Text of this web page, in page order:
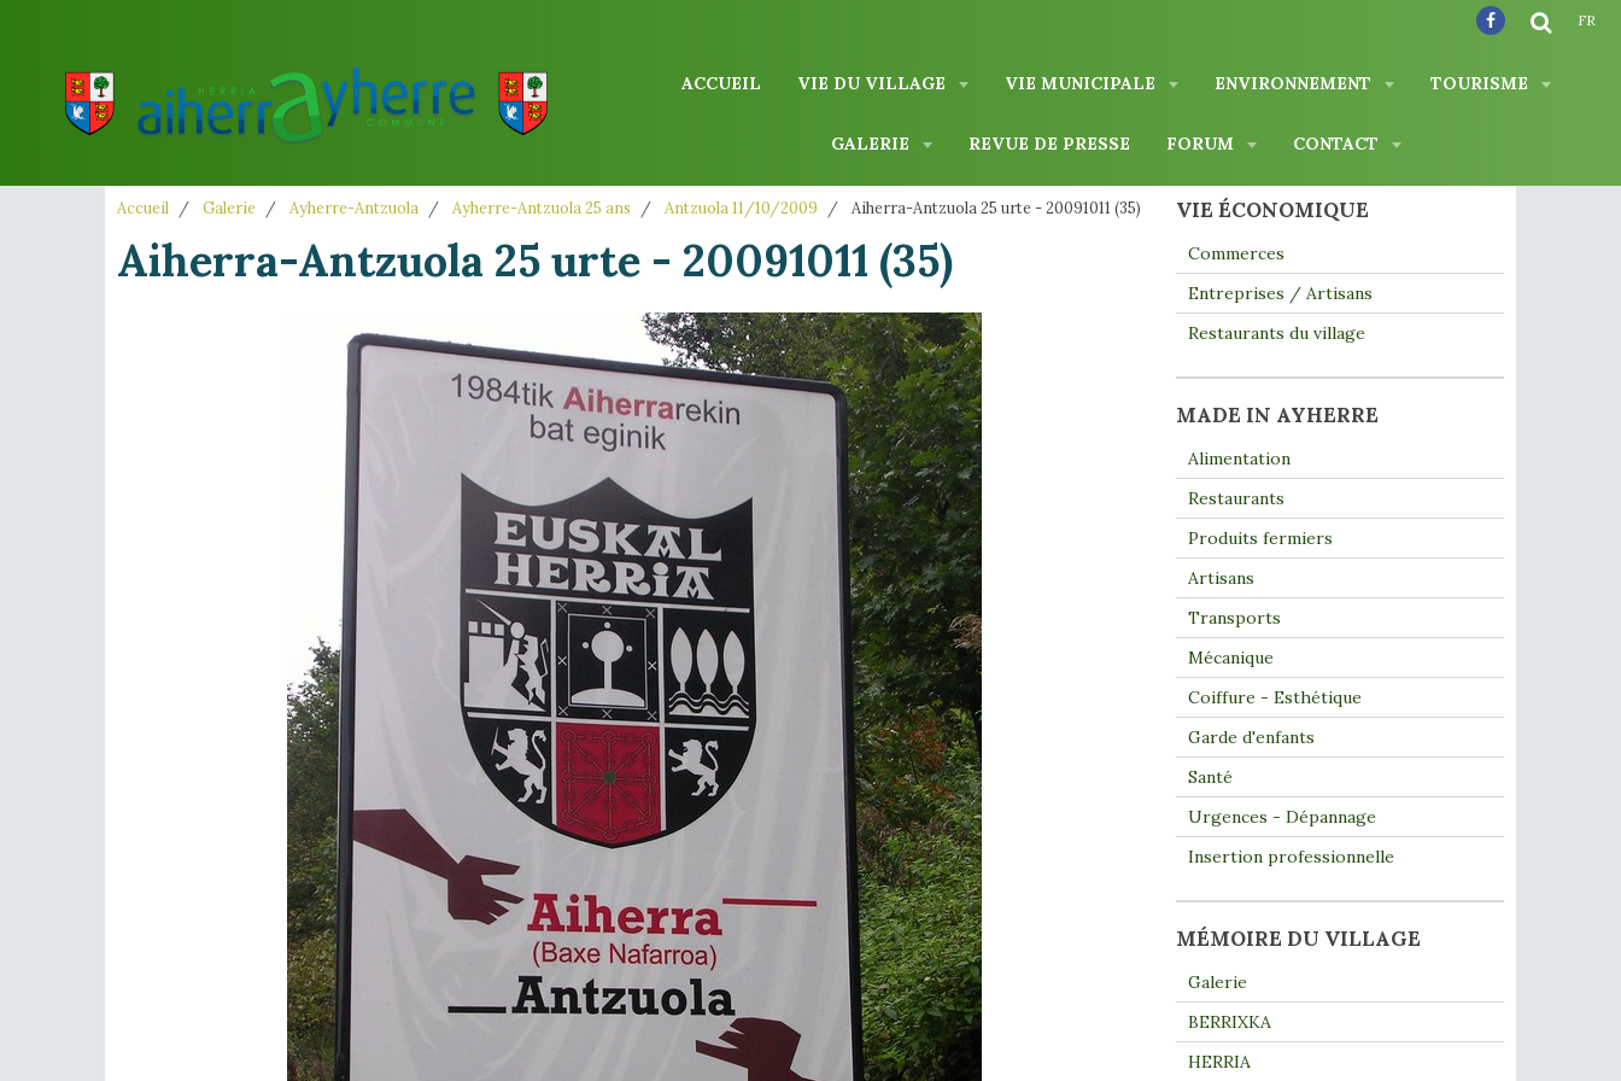
ACCUEIL VIE DU VILLAGE VIE MUNICIPALE ENVIRONNEMENT TOURISME
GALERIE REVUE DE PRESSE FORUM CONTACT
FR
Accueil Galerie Ayherre-Antzuola Ayherre-Antzuola 25 ans Antzuola 11/10/2009 Aiherra-Antzuola 25 urte - 20091011 (35)
Aiherra-Antzuola 25 urte - 20091011 (35)
VIE ÉCONOMIQUE
Commerces
Entreprises / Artisans
Restaurants du village
MADE IN AYHERRE
Alimentation
Restaurants
Produits fermiers
Artisans
Transports
Mécanique
Coiffure - Esthétique
Garde d'enfants
Santé
Urgences - Dépannage
Insertion professionnelle
MÉMOIRE DU VILLAGE
Galerie
BERRIXKA
HERRIA